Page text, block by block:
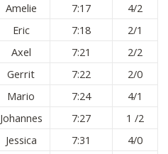
Amelie 7:17
4/2
Eric 7:18
2/1
Axel 7:21
2/2
Gerrit 7:22
2/0
Mario 7:24
4/1
Johannes 7:27
1 /2
Jessica 7:31
4/0